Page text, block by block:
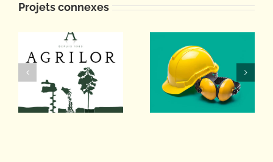
Projets connexes
AGRILOR
PLIE DES
HAUTS DE
GARONNE